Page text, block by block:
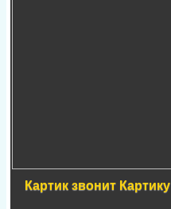
Картик звонит Картику